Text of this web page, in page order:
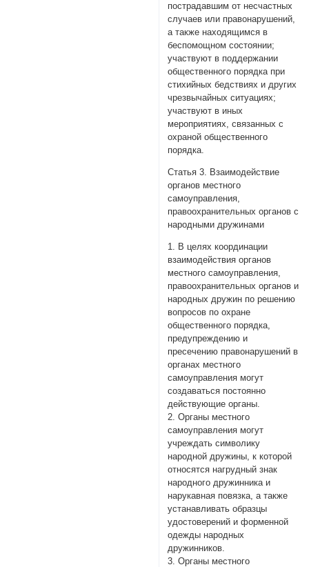
пострадавшим от несчастных
случаев или правонарушений,
а также находящимся в
беспомощном состоянии;
участвуют в поддержании
общественного порядка при
стихийных бедствиях и других
чрезвычайных ситуациях;
участвуют в иных
мероприятиях, связанных с
охраной общественного
порядка.
Статья 3. Взаимодействие
органов местного
самоуправления,
правоохранительных органов с
народными дружинами
1. В целях координации
взаимодействия органов
местного самоуправления,
правоохранительных органов и
народных дружин по решению
вопросов по охране
общественного порядка,
предупреждению и
пресечению правонарушений в
органах местного
самоуправления могут
создаваться постоянно
действующие органы.
2. Органы местного
самоуправления могут
учреждать символику
народной дружины, к которой
относятся нагрудный знак
народного дружинника и
нарукавная повязка, а также
устанавливать образцы
удостоверений и форменной
одежды народных
дружинников.
3. Органы местного